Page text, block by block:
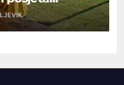
domu